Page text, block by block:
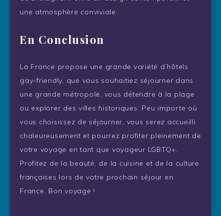
une atmosphère conviviale.
En Conclusion
La France propose une grande variété d’hôtels
gay-friendly, que vous souhaitiez séjourner dans
une grande métropole, vous détendre à la plage
ou explorer des villes historiques. Peu importe où
vous choisissez de séjourner, vous serez accueilli
chaleureusement et pourrez profiter pleinement de
votre voyage en tant que voyageur LGBTQ+.
Profitez de la beauté, de la cuisine et de la culture
françaises lors de votre prochain séjour en
France. Bon voyage !